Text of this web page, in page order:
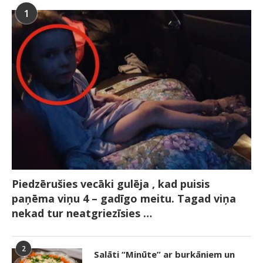
1
Piedzērušies vecāki gulēja , kad puisis
paņēma viņu 4 – gadīgo meitu. Tagad viņa
nekad tur neatgriezīsies …
2
Salāti “Minūte” ar burkāniem un